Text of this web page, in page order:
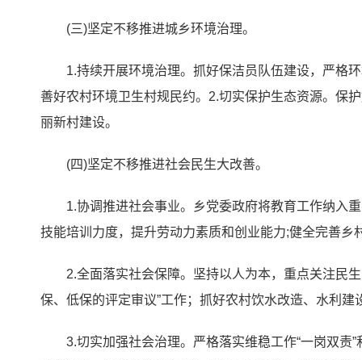
(三)坚定不移推进城乡环境治理。
1.持续开展环境治理。抓好保洁员队伍建设，严格
善好农村环境卫生村规民约。2.切实保护生态资源。保
丽新村建设。
(四)坚定不移推进社会民生大改善。
1.协调推进社会事业。乡党委政府将教育工作纳入
技能培训力度，提升劳动力素质和创业能力;健全完善乡
2.全面落实社会保障。坚持以人为本，重点关注民
保、低保的评定审议”工作；抓好农村饮水改造、水利
3.切实加强社会治理。严格落实维稳工作“一岗双